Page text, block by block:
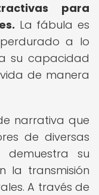
para
La fábula es
a lo
su capacidad
de manera
narrativa que
de diversas
su
la transmisión
A través de